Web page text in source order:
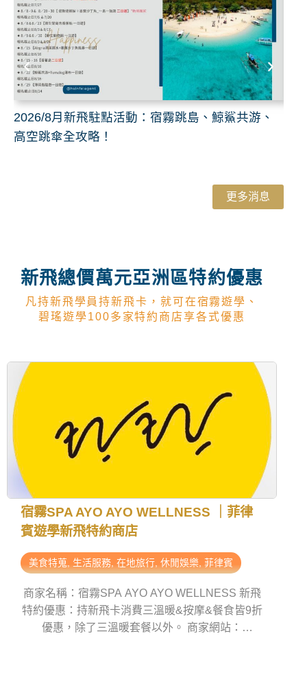
2026/8月新飛駐點活動：宿霧跳島、鯨鯊共游、
高空跳傘全攻略！
更多消息
新飛總價萬元亞洲區特約優惠
凡持新飛學員持新飛卡，就可在宿霧遊學、
碧瑤遊學100多家特約商店享各式優惠
宿霧SPA AYO AYO WELLNESS ｜菲律
賓遊學新飛特約商店
美食特蒐 生活服務 在地旅行 休閒娛樂 菲律賓
商家名稱：宿霧SPA AYO AYO WELLNESS 新飛
特約優惠：持新飛卡消費三溫暖&按摩&餐食皆9折
優惠，除了三溫暖套餐以外。 商家網站：